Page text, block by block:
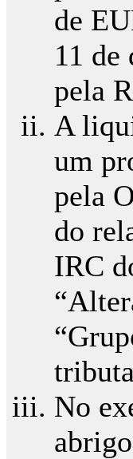
de
11 de
pela
A
um
pela
do
IRC
No